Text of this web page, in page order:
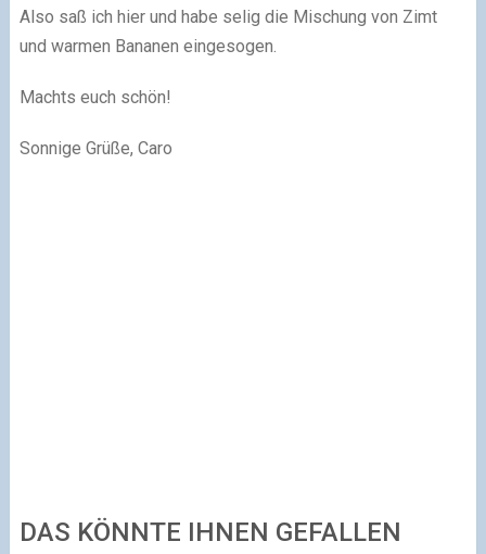
Also saß ich hier und habe selig die Mischung von Zimt
und warmen Bananen eingesogen.
Machts euch schön!
Sonnige Grüße, Caro
DAS KÖNNTE IHNEN GEFALLEN